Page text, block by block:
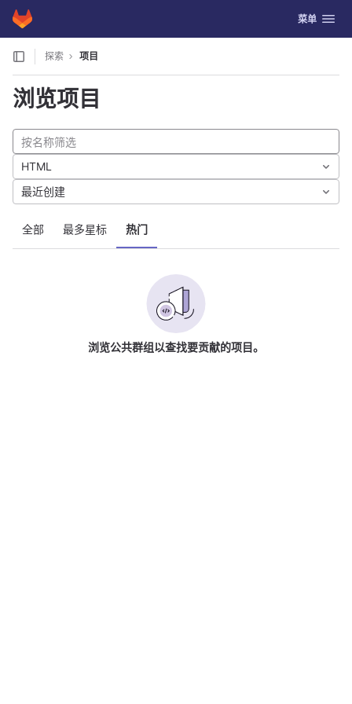
Skip to content
GitLab 切换导航
菜单
探索 项目
浏览项目
全部 最多星标 热门
HTML
最近创建
浏览公共群组以查找要贡献的项目。